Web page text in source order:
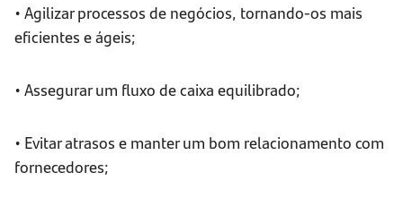
• Agilizar processos de negócios, tornando-os mais
eficientes e ágeis;
• Assegurar um fluxo de caixa equilibrado;
• Evitar atrasos e manter um bom relacionamento com
fornecedores;